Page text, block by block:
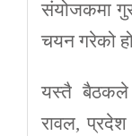
संयोजकमा
चयन गरेको
यस्तै बैठकले
रावल, प्रदेश